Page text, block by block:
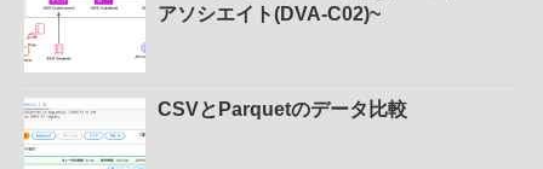
アソシエイト(DVA-C02)~
CSVとParquetのデータ比較